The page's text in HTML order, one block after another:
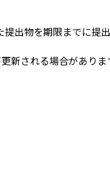
出物を期限までに提
される場合がありま